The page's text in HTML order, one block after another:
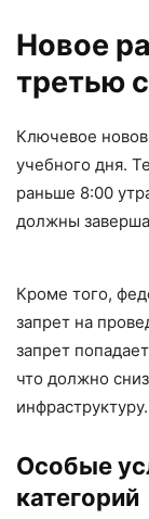
Новое
третью
Ключевое
учебного дня.
раньше 8:00
должны
Кроме того,
запрет на
запрет
что должно
инфраструктуру.
Особые
категорий